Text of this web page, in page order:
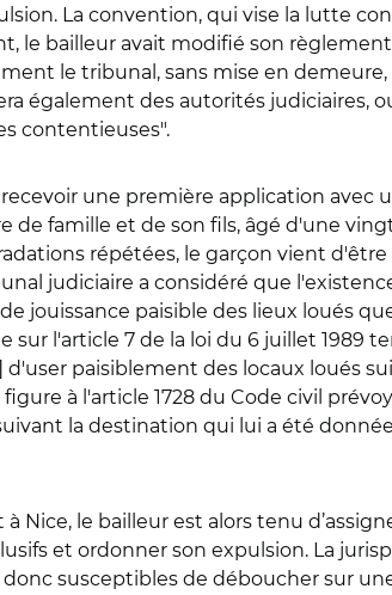
La convention, qui vise la lutte
le bailleur avait modifié son
le tribunal, sans mise en
également des autorités
contentieuses".
une première application avec
de famille et de son fils, âgé d'une
répétées, le garçon vient
judiciaire a considéré que
jouissance paisible des lieux loués
sur l'article 7 de la loi du 6 juillet 1989
d'user paisiblement des locaux loués
à l'article 1728 du Code civil
la destination qui lui a été
Nice, le bailleur est alors tenu
et ordonner son expulsion. La
susceptibles de déboucher sur